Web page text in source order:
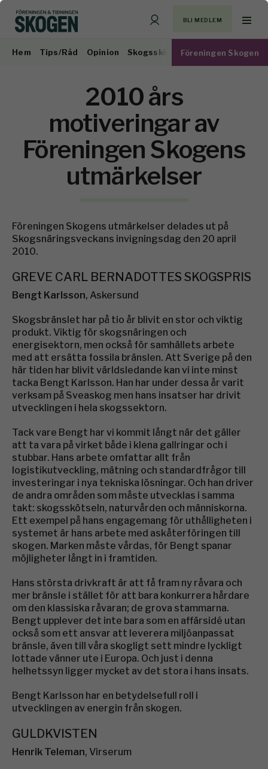
BLI MEDLEM
Hem Tips/Råd Opinion Skogsskötsel Virkesmarknad
Föreningen Skogen
2010 års
motiveringar av
Föreningen Skogens
utmärkelser
Föreningen Skogens utmärkelser delades ut på
Skogsnäringsveckans invigningsdag den 20 april
2010.
GREVE CARL BERNADOTTES SKOGSPRIS
Bengt Karlsson, Askersund
Skogsbränslet har på tio år blivit en stor och viktig
produkt. Viktig för skogsnäringen och
energisektorn, men också för samhällets arbete
med att ersätta fossila bränslen. Att Sverige på den
här tiden har blivit världsledande kan vi inte minst
tacka Bengt Karlsson. Han har under dessa år varit
verksam på Sveaskog men hans insatser har drivit
utvecklingen i hela skogssektorn.
Tack vare Bengt har vi kommit långt när det gäller
att ta vara på virket både i klena gallringar och i
stubbar. Hans arbete omfattar allt från
logistikutveckling, mätning och standardfrågor till
investeringar i nya tekniska lösningar. Och han driver
de andra områden som måste utvecklas i samma
takt: skogsskötseln, naturvården och människorna.
Ett exempel på hans engagemang för uthålligheten i
systemet är hans arbete med askåterföringen till
skogen. Marken måste vårdas, för Bengt spanar
möjligheter långt in i framtiden.
Hans största drivkraft är att få fram ny råvara och
mer bränsle i stället för att bara konkurrera hårdare
om den klassiska råvaran; de grova stammarna.
Bengt upplever det inte bara som en affärsidé utan
också som ett ansvar att leverera miljöanpassat
bränsle, även till våra skogligt sett mindre lyckligt
lottade vänner ute i Europa. Och just i denna
helhetssyn ligger mycket av det stora i hans insats.
Bengt Karlsson har en betydelsefull roll i
utvecklingen av energin från skogen.
GULDKVISTEN
Henrik Teleman, Virserum